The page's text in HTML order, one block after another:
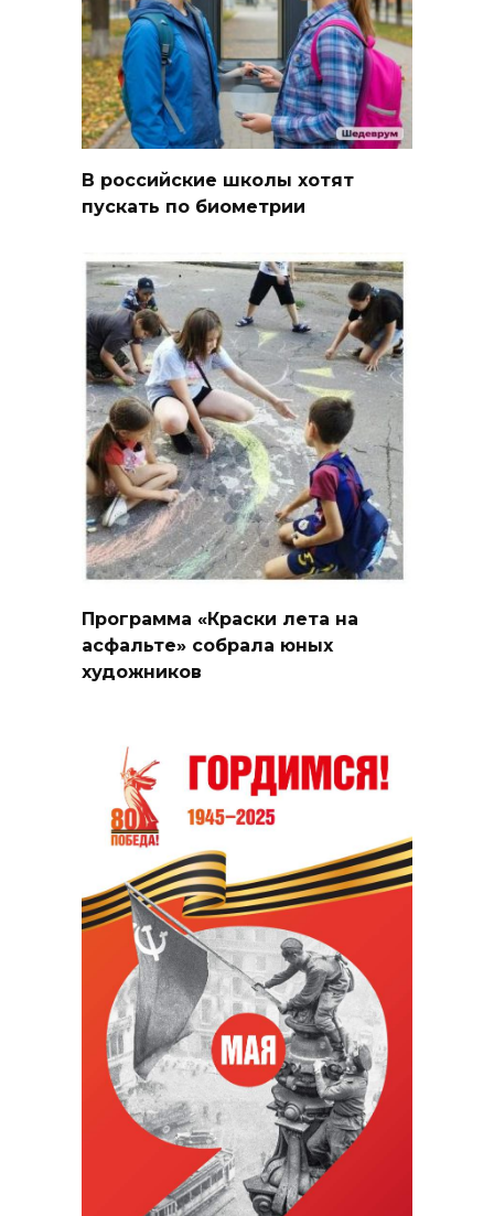
В российские школы хотят
пускать по биометрии
Программа «Краски лета на
асфальте» собрала юных
художников